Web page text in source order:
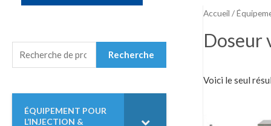
Recherche
ÉQUIPEMENT POUR
L’INJECTION &
Accueil /
Doseur
Voici le seul